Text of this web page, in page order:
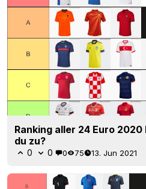
Ranking aller 24 Euro
du zu?
0 0 0 75 13. Jun 2021